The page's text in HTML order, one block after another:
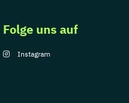
Folge uns auf
Instagram